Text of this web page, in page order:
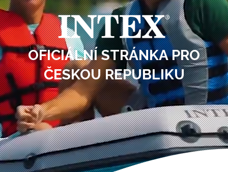
OFICIÁLNÍ STRÁNKA PRO
ČESKOU REPUBLIKU